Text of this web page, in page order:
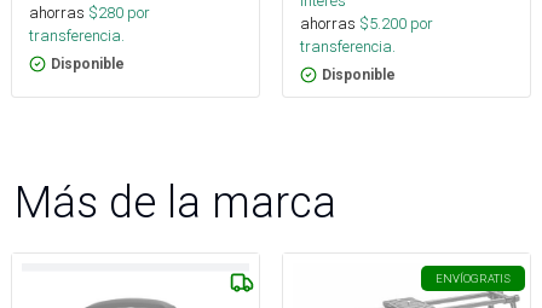
ahorras $280 por
transferencia.
Disponible
ahorras $5.200 por
transferencia.
Disponible
Más de la marca
ENVÍOGRATIS